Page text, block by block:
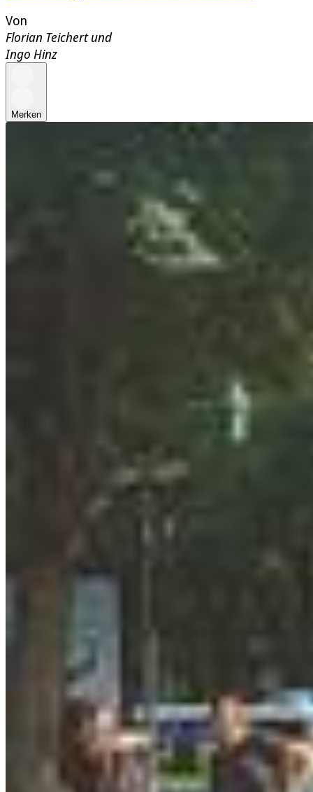
Von
Florian Teichertund
Ingo Hinz
Merken